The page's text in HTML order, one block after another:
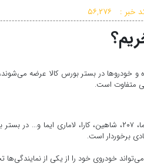
خبر : ۵۶,۲۷۶
و خودروها در بستر بورس کالا عرضه
متفاوت است.
طی حدود سه ماه گذشته خودروهای مختلفی از جمله هایما، ۲۰۷،
برخوردار است.
خودروی خود را از یکی از نمایندگی‌ها